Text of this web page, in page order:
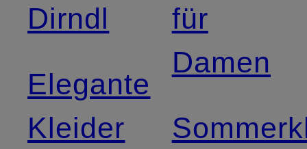
Dirndl
Elegante
Kleider
für
Damen